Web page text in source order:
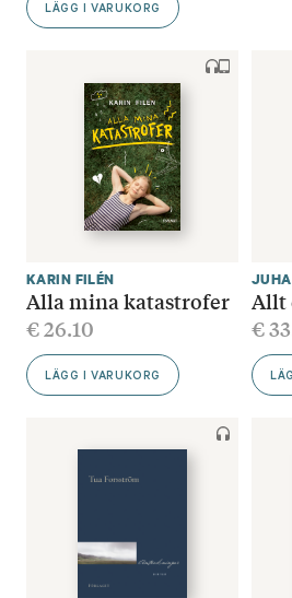
LÄGG I VARUKORG
KARIN FILÉN
Alla mina katastrofer
€26.10
LÄGG I VARUKORG
Allt
€